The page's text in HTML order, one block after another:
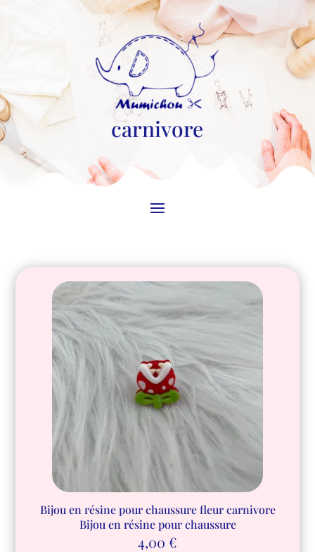
carnivore
Bijou en résine pour chaussure fleur carnivore
Bijou en résine pour chaussure
4,00 €